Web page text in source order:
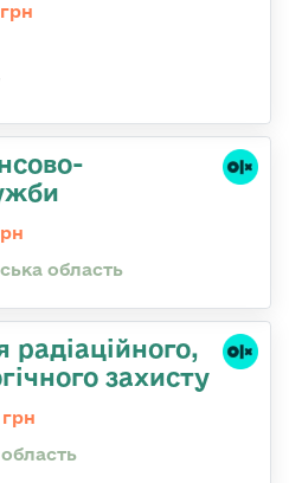
область
радіаційного,
захисту